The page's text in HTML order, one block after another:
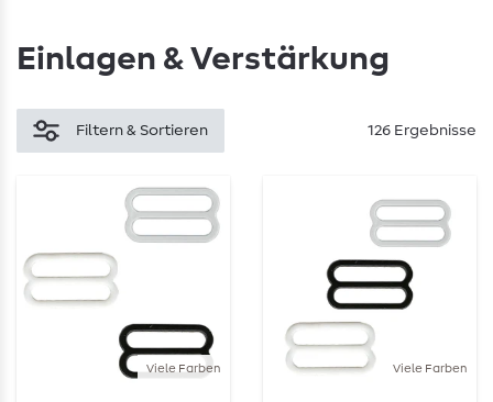
Einlagen & Verstärkung
Filtern & Sortieren 126 Ergebnisse
Viele Farben Viele Farben